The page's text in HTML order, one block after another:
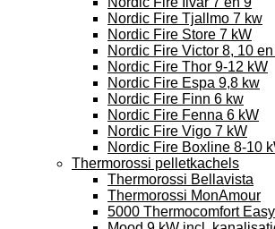
Nordic Fire Tjallmo 7 kw
Nordic Fire Store 7 kW
Nordic Fire Victor 8, 10
Nordic Fire Thor 9-12 kW
Nordic Fire Espa 9,8 kw
Nordic Fire Finn 6 kw
Nordic Fire Fenna 6 kW
Nordic Fire Vigo 7 kW
Nordic Fire Boxline 8-10
Thermorossi pelletkachels
Thermorossi Bellavista
Thermorossi MonAmour
5000 Thermocomfort